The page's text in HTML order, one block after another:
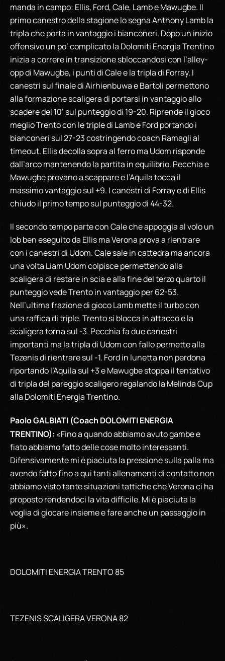
manda in campo: Ellis, Ford, Cale, Lamb e Mawugbe. Il
primo canestro della stagione lo segna Anthony Lamb la
tripla che porta in vantaggio i bianconeri. Dopo un inizio
offensivo un po’ complicato la Dolomiti Energia Trentino
inizia a correre in transizione sbloccandosi con l’alley-
opp di Mawugbe, i punti di Cale e la tripla di Forray. I
canestri sul finale di Airhienbuwa e Bartoli permettono
alla formazione scaligera di portarsi in vantaggio allo
scadere del 10’ sul punteggio di 19-20. Riprende il gioco
meglio Trento con le triple di Lamb e Ford portando i
bianconeri sul 27-23 costringendo coach Ramagli al
timeout. Ellis decolla sopra al ferro ma Udom risponde
dall’arco mantenendo la partita in equilibrio. Pecchia e
Mawugbe provano a scappare e l’Aquila tocca il
massimo vantaggio sul +9. I canestri di Forray e di Ellis
chiudo il primo tempo sul punteggio di 44-32.
Il secondo tempo parte con Cale che appoggia al volo un
lob ben eseguito da Ellis ma Verona prova a rientrare
con i canestri di Udom. Cale sale in cattedra ma ancora
una volta Liam Udom colpisce permettendo alla
scaligera di restare in scia e alla fine del terzo quarto il
punteggio vede Trento in vantaggio per 62-53.
Nell’ultima frazione di gioco Lamb mette il turbo con
una raffica di triple. Trento si blocca in attacco e la
scaligera torna sul -3. Pecchia fa due canestri
importanti ma la tripla di Udom con fallo permette alla
Tezenis di rientrare sul -1. Ford in lunetta non perdona
riportando l’Aquila sul +3 e Mawugbe stoppa il tentativo
di tripla del pareggio scaligero regalando la Melinda Cup
alla Dolomiti Energia Trentino.
Paolo GALBIATI (Coach DOLOMITI ENERGIA
TRENTINO): «Fino a quando abbiamo avuto gambe e
fiato abbiamo fatto delle cose molto interessanti.
Difensivamente mi è piaciuta la pressione sulla palla ma
avendo fatto fino a qui tanti allenamenti di contatto non
abbiamo visto tante situazioni tattiche che Verona ci ha
proposto rendendoci la vita difficile. Mi è piaciuta la
voglia di giocare insieme e fare anche un passaggio in
più».
DOLOMITI ENERGIA TRENTO 85
TEZENIS SCALIGERA VERONA 82